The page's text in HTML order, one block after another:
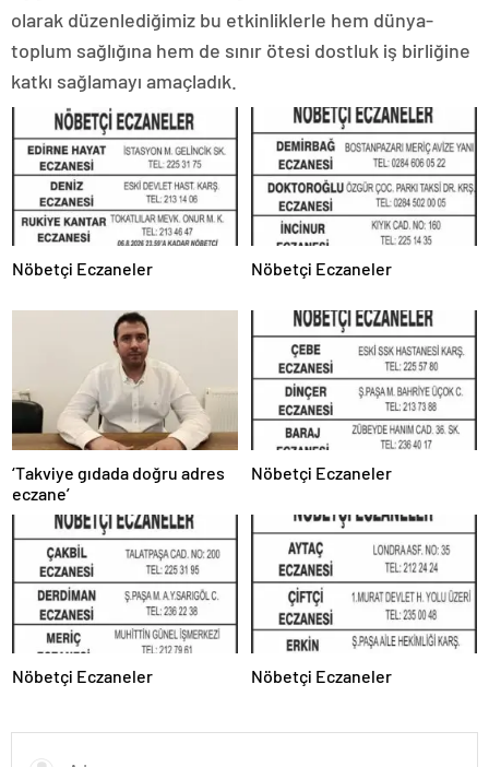
olarak düzenlediğimiz bu etkinliklerle hem dünya-
toplum sağlığına hem de sınır ötesi dostluk iş birliğine
katkı sağlamayı amaçladık.
Nöbetçi Eczaneler Nöbetçi Eczaneler
‘Takviye gıdada doğru adres
eczane’
Nöbetçi Eczaneler
Nöbetçi Eczaneler Nöbetçi Eczaneler